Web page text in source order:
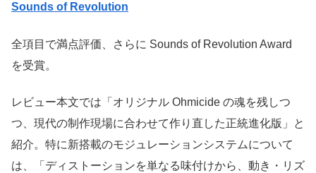
Sounds of Revolution
全項目で満点評価、さらに Sounds of Revolution Award
を受賞。
レビュー本文では「オリジナル Ohmicide の魂を残しつ
つ、現代の制作現場に合わせて作り直した正統進化版」と
紹介。特に新搭載のモジュレーションシステムについて
は、「ディストーションを単なる味付けから、動き・リズ